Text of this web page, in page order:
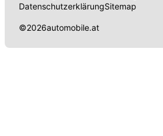
DatenschutzerklärungSitemap
©2026automobile.at